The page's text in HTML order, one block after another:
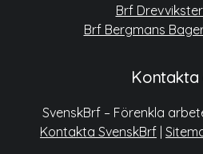
Brf
Brf Bergmans
Kontakta
SvenskBrf – Förenkla
Kontakta SvenskBrf